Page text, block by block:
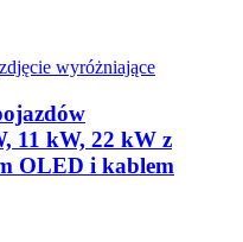
11 kW, 22 kW z
OLED i kablem